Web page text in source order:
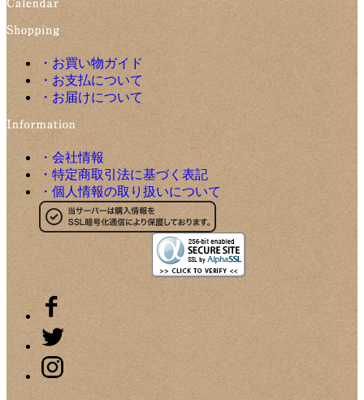
・お買い物ガイド
・お支払について
・お届けについて
・会社情報
・特定商取引法に基づく表記
・個人情報の取り扱いについて